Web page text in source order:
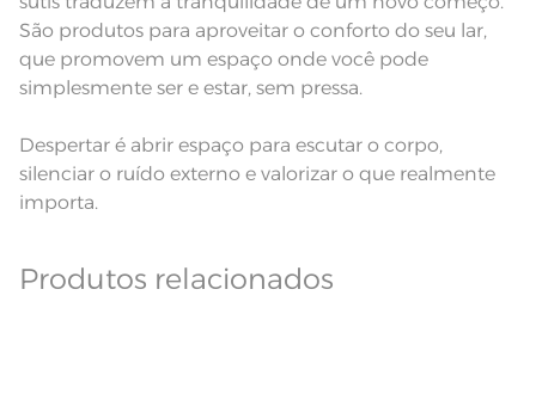
São produtos para aproveitar o conforto do seu lar,
que promovem um espaço onde você pode
simplesmente ser e estar, sem pressa.
Despertar é abrir espaço para escutar o corpo,
silenciar o ruído externo e valorizar o que realmente
importa.
Produtos relacionados